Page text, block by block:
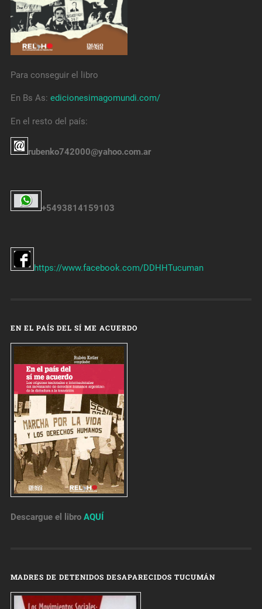
Para conseguir el libro
En Bs As: edicionesimagomundi.com/
En el resto del país:
rubenko742000@yahoo.com.ar
+5493814159103
https://www.facebook.com/DDHHTucuman
EN EL PAÍS DEL SÍ ME ACUERDO
Descargue el libro AQUÍ
MADRES DE DETENIDOS DESAPARECIDOS TUCUMÁN